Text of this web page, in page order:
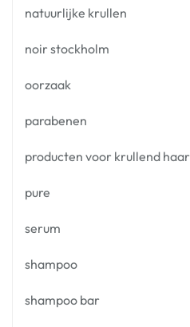
natuurlijke krullen
noir stockholm
oorzaak
parabenen
producten voor krullend haar
pure
serum
shampoo
shampoo bar